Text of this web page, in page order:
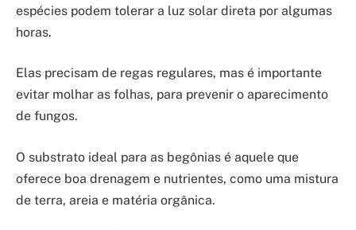
espécies podem tolerar a luz solar direta por algumas
horas.
Elas precisam de regas regulares, mas é importante
evitar molhar as folhas, para prevenir o aparecimento
de fungos.
O substrato ideal para as begônias é aquele que
oferece boa drenagem e nutrientes, como uma mistura
de terra, areia e matéria orgânica.